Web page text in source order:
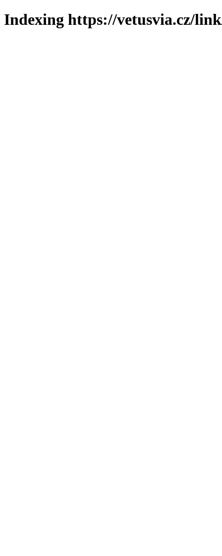
Indexing https://vetusvia.cz/